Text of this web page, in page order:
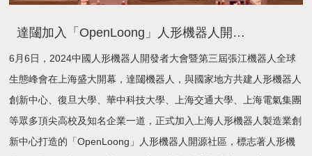
達闥加入「OpenLoong」人形機器人開源社區，攜手探索人形機器人全場景應用
6月6日，2024中國人形機器人開發者大會暨第三屆張江機器人全球
生態峰會在上海盛大開幕，達闥機器人，與國家地方共建人形機器人
創新中心、復旦大學、華中科技大學、上海交通大學、上海電氣集團
等眾多頂尖高校及知名企業一道，正式加入上海人形機器人製造業創
新中心打造的「OpenLoong」人形機器人開源社區，標志著人形機